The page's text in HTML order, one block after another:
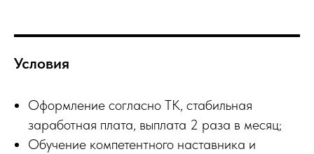
Условия
Оформление согласно ТК, стабильная
заработная плата, выплата 2 раза в месяц;
Обучение компетентного наставника и